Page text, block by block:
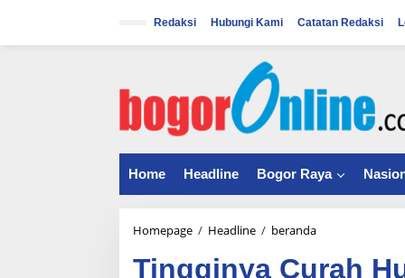
i
Redaksi Hubungi Kami Catatan Redaksi
Home Headline Bogor Raya
Homepage / Headline / beranda
n
Tingginya Curah